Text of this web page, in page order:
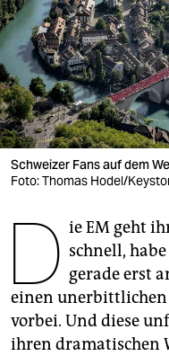
verlag
verlag
veranstaltungen
shop
fragen & hilfe
unterstützen
abo
genossenschaft
epaper login
Schweizer Fans auf dem
Foto: Thomas Hodel/
D ie EM geht
schnell,
gerade erst
einen unerbittlichen
vorbei. Und diese
ihren dramatischen